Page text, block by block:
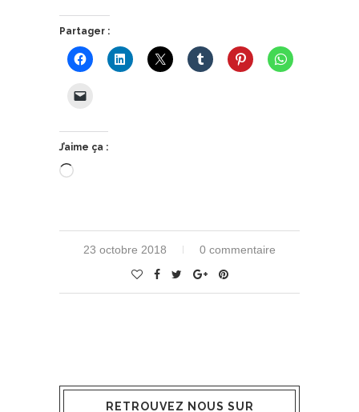
Partager :
J’aime ça :
Chargement…
23 octobre 2018 0 commentaire
RETROUVEZ NOUS SUR